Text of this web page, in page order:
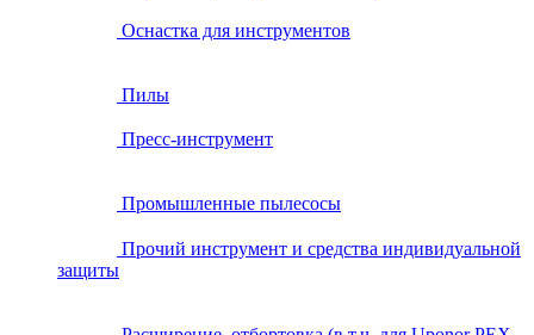
Оснастка для инструментов
Пилы
Пресс-инструмент
Промышленные пылесосы
Прочий инструмент и средства индивидуальной
защиты